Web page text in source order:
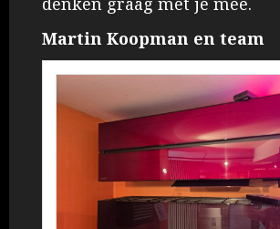
Martin Koopman en team